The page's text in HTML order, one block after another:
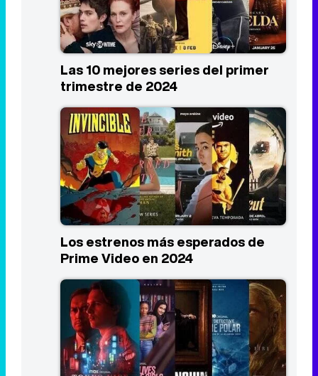
Las 10 mejores series del primer
trimestre de 2024
Los estrenos más esperados de
Prime Video en 2024